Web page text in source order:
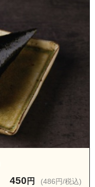
450 円 (486円/税込)